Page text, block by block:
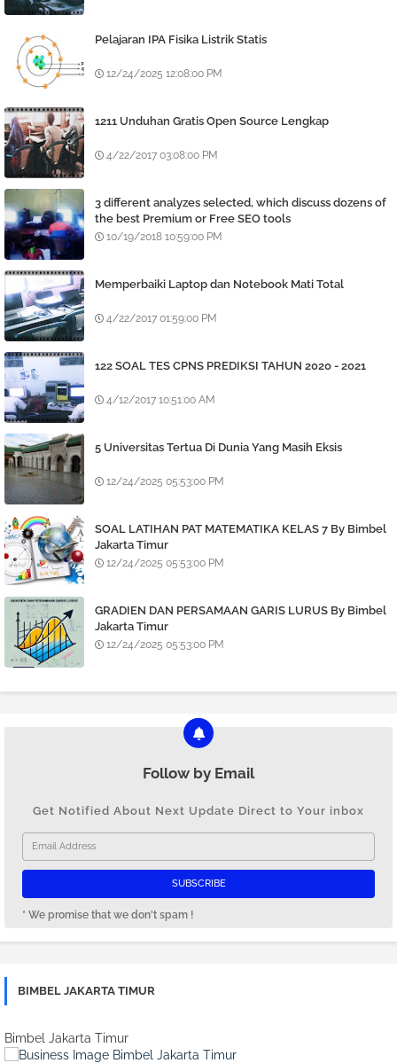
Pelajaran IPA Fisika Listrik Statis
12/24/2025 12:08:00 PM
1211 Unduhan Gratis Open Source Lengkap
4/22/2017 03:08:00 PM
3 different analyzes selected, which discuss dozens of
the best Premium or Free SEO tools
10/19/2018 10:59:00 PM
Memperbaiki Laptop dan Notebook Mati Total
4/22/2017 01:59:00 PM
122 SOAL TES CPNS PREDIKSI TAHUN 2020 - 2021
4/12/2017 10:51:00 AM
5 Universitas Tertua Di Dunia Yang Masih Eksis
12/24/2025 05:53:00 PM
SOAL LATIHAN PAT MATEMATIKA KELAS 7 By Bimbel
Jakarta Timur
12/24/2025 05:53:00 PM
GRADIEN DAN PERSAMAAN GARIS LURUS By Bimbel
Jakarta Timur
12/24/2025 05:53:00 PM
Follow by Email
Get Notified About Next Update Direct to Your inbox
* We promise that we don't spam !
BIMBEL JAKARTA TIMUR
Bimbel Jakarta Timur